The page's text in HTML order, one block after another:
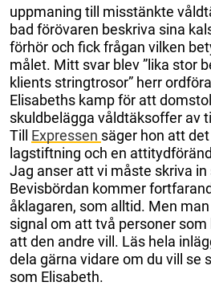
uppmaning till misstänkte
bad förövaren beskriva sina
förhör och fick frågan vilken
målet. Mitt svar blev ”lika stor
klients stringtrosor” herr
Elisabeths kamp för att
skuldbelägga våldtäksoffer av
Till Expressen säger hon att
lagstiftning och en
Jag anser att vi måste skriva
Bevisbördan kommer
åklagaren, som alltid. Men
signal om att två personer
att den andre vill. Läs hela
dela gärna vidare om du vill se
som Elisabeth.